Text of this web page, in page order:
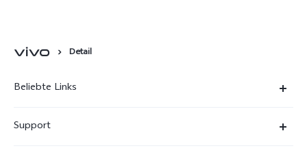
Detail
Beliebte Links
Support